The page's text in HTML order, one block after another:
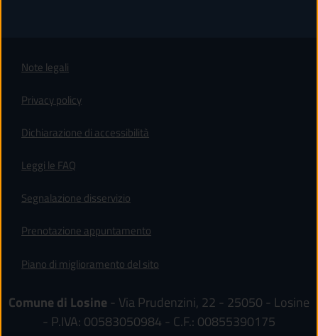
Note legali
Privacy policy
Dichiarazione di accessibilità
Leggi le FAQ
Segnalazione disservizio
Prenotazione appuntamento
Piano di miglioramento del sito
Comune di Losine - Via Prudenzini, 22 - 25050 - Losine
- P.IVA: 00583050984 - C.F.: 00855390175